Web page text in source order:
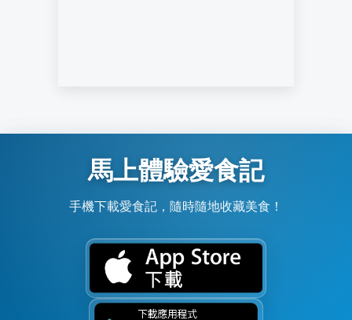
馬上體驗愛食記
手機下載愛食記，隨時隨地收藏美食！